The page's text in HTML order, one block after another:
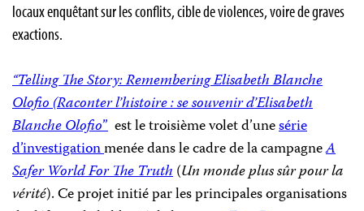
locaux enquêtant sur les conflits, cible de violences, voire de graves
exactions.
“Telling The Story: Remembering Elisabeth Blanche
Olofio (Raconter l’histoire : se souvenir d’Elisabeth
Blanche Olofio” est le troisième volet d’unesérie
d’investigationmenée dans le cadre de la campagneA
Safer World For The Truth(Un monde plus sûr pour la
vérité). Ce projet initié par les principales organisations